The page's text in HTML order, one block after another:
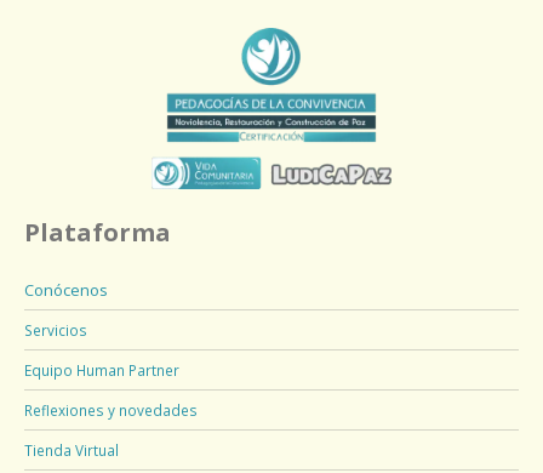
Plataforma
Conócenos
Servicios
Equipo Human Partner
Reflexiones y novedades
Tienda Virtual